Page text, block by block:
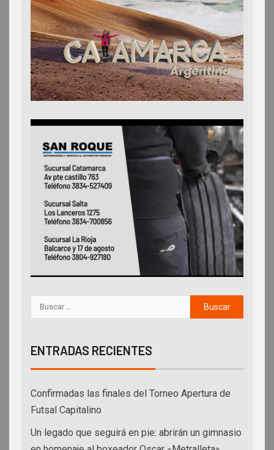
ENTRADAS RECIENTES
Confirmadas las finales del Torneo Apertura de
Futsal Capitalino
Un legado que seguirá en pie: abrirán un gimnasio